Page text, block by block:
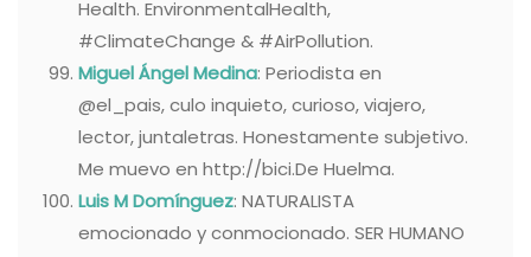
Health. EnvironmentalHealth,
#ClimateChange & #AirPollution.
Miguel Ángel Medina: Periodista en
@el_pais, culo inquieto, curioso, viajero,
lector, juntaletras. Honestamente subjetivo.
Me muevo en http://bici.De Huelma.
Luis M Domínguez: NATURALISTA
emocionado y conmocionado. SER HUMANO